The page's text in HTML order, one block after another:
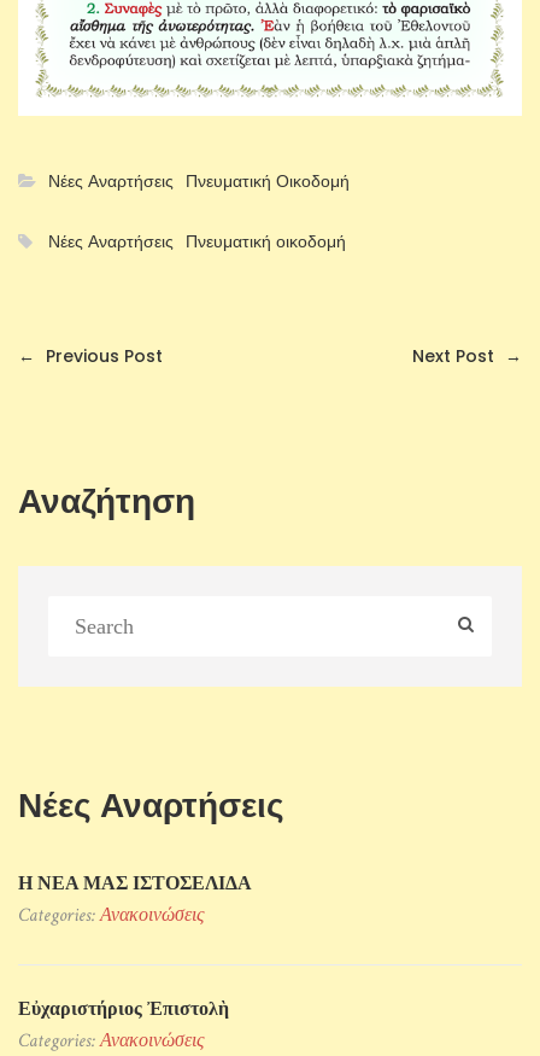
Νέες Αναρτήσεις Πνευματική Οικοδομή
Νέες Αναρτήσεις Πνευματική οικοδομή
← Previous Post Next Post →
Αναζήτηση
Νέες Αναρτήσεις
Η ΝΕΑ ΜΑΣ ΙΣΤΟΣΕΛΙΔΑ
Categories:Ανακοινώσεις
Εὐχαριστήριος Ἐπιστολὴ
Categories:Ανακοινώσεις